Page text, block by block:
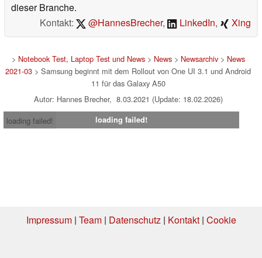
dieser Branche.
Kontakt:
@HannesBrecher, LinkedIn, Xing
> Notebook Test, Laptop Test und News> News> Newsarchiv> News
2021-03 > Samsung beginnt mit dem Rollout von One UI 3.1 und Android
11 für das Galaxy A50
Autor: Hannes Brecher, 8.03.2021 (Update: 18.02.2026)
loading failed!
loading failed!
Impressum| Team| Datenschutz| Kontakt| Cookie